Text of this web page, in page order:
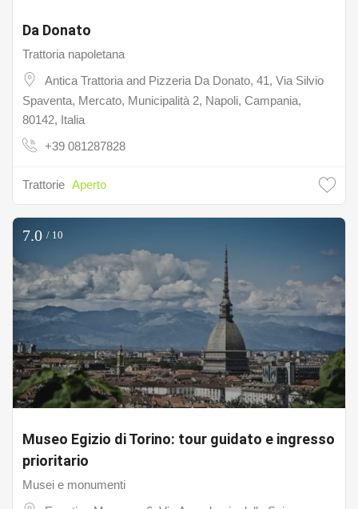
Da Donato
Trattoria napoletana
Antica Trattoria and Pizzeria Da Donato, 41, Via Silvio
Spaventa, Mercato, Municipalità 2, Napoli, Campania,
80142, Italia
+39 081287828
Trattorie Aperto
7.0 / 10
Museo Egizio di Torino: tour guidato e ingresso
prioritario
Musei e monumenti